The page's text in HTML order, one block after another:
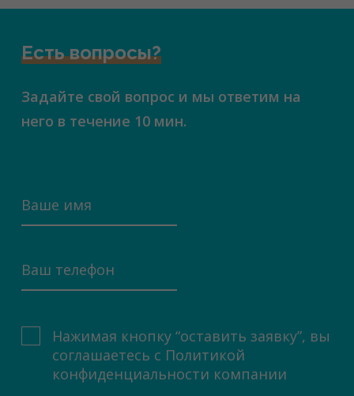
Есть вопросы?
Задайте свой вопрос и мы ответим на
него в течение 10 мин.
Нажимая кнопку “оставить заявку”, вы
соглашаетесь с Политикой
конфиденциальности компании